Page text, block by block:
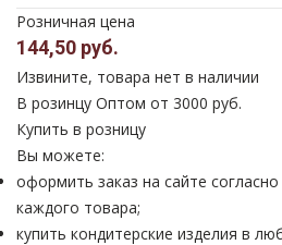
Розничная цена
144,50 руб.
Извините, товара нет в наличии
В розинцу Оптом от 3000 руб.
Купить в розницу
Вы можете:
оформить заказ на сайте
каждого товара;
купить кондитерские изделия в